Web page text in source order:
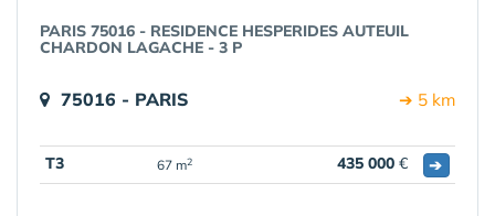
PARIS 75016 - RESIDENCE HESPERIDES AUTEUIL
CHARDON LAGACHE - 3 P
75016 - PARIS ➔ 5 km
T3 67 m2 435 000 € ➔